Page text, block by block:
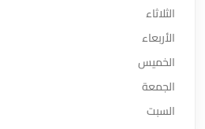
الثلاثاء
الأربعاء
الخميس
الجمعة
السبت